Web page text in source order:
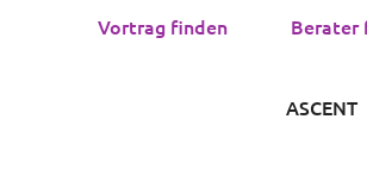
Vortrag finden Berater
ASCENT